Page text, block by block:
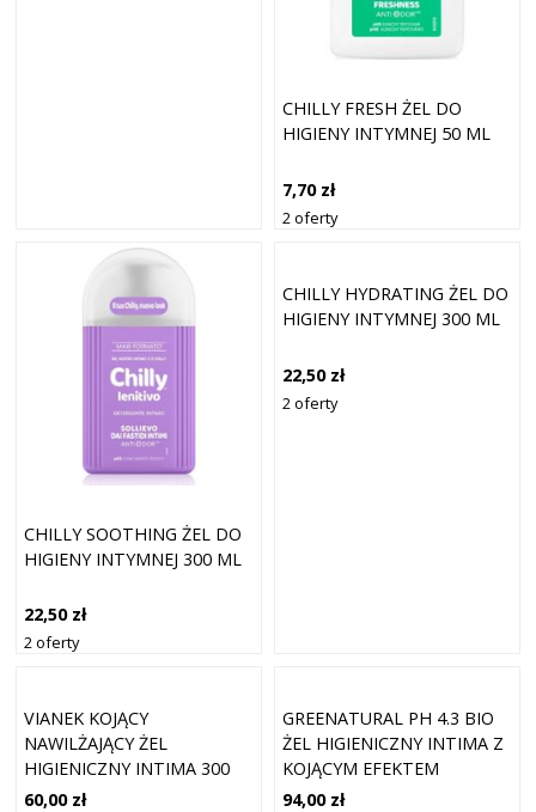
CHILLY FRESH ŻEL DO
HIGIENY INTYMNEJ 50 ML
7,70 zł
2 oferty
CHILLY SOOTHING ŻEL DO
HIGIENY INTYMNEJ 300 ML
22,50 zł
2 oferty
CHILLY HYDRATING ŻEL DO
HIGIENY INTYMNEJ 300 ML
22,50 zł
2 oferty
VIANEK KOJĄCY
NAWILŻAJĄCY ŻEL
HIGIENICZNY INTIMA 300
ML
60,00 zł
GREENATURAL PH 4.3 BIO
ŻEL HIGIENICZNY INTIMA Z
KOJĄCYM EFEKTEM
LAWENDY 500 ML
94,00 zł